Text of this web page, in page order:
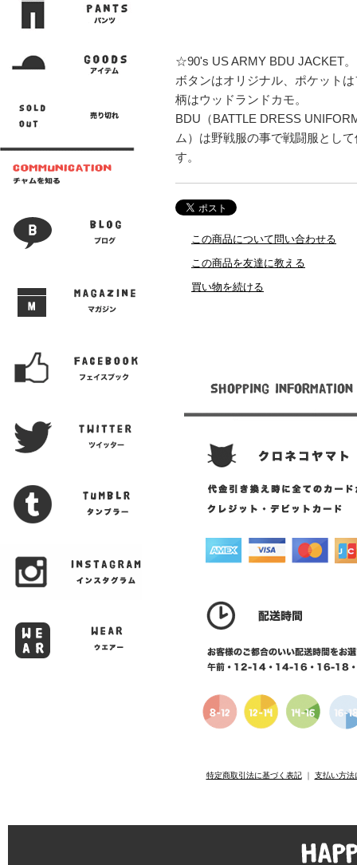
☆90's US ARMY BDU JACKET。
ボタンはオリジナル、ポケット
柄はウッドランドカモ。
BDU（BATTLE DRESS
ム）は野戦服の事で戦闘服とし
す。
この商品について問い合わせる
この商品を友達に教える
買い物を続ける
特定商取引法に基づく表記｜ 支払い方法